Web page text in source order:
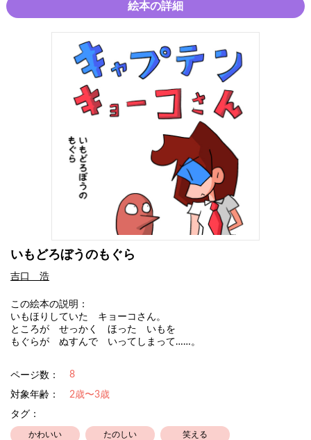
絵本の詳細
いもどろぼうのもぐら
吉口 浩
この絵本の説明：
いもほりしていた キョーコさん。
ところが せっかく ほった いもを
もぐらが ぬすんで いってしまって……。
ページ数： 8
対象年齢：
2歳〜3歳
タグ：
かわいい たのしい 笑える